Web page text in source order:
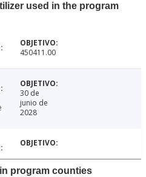
used in the program
450411.00
30 de
junio de
2028
program counties